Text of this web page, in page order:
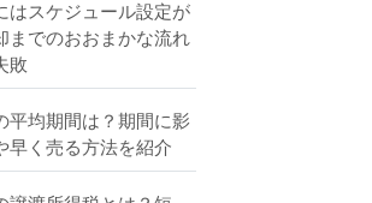
はスケジュール設定が
までのおおまかな流れ
敗
平均期間は？期間に影
早く売る方法を紹介